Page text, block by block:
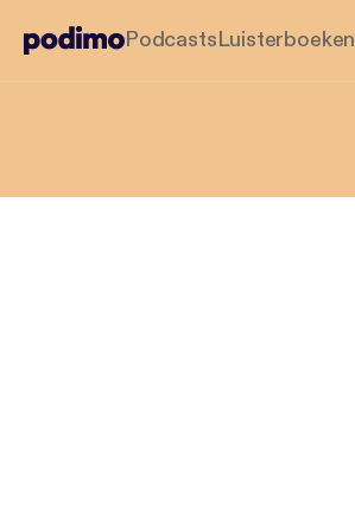
PodcastsLuisterboeken